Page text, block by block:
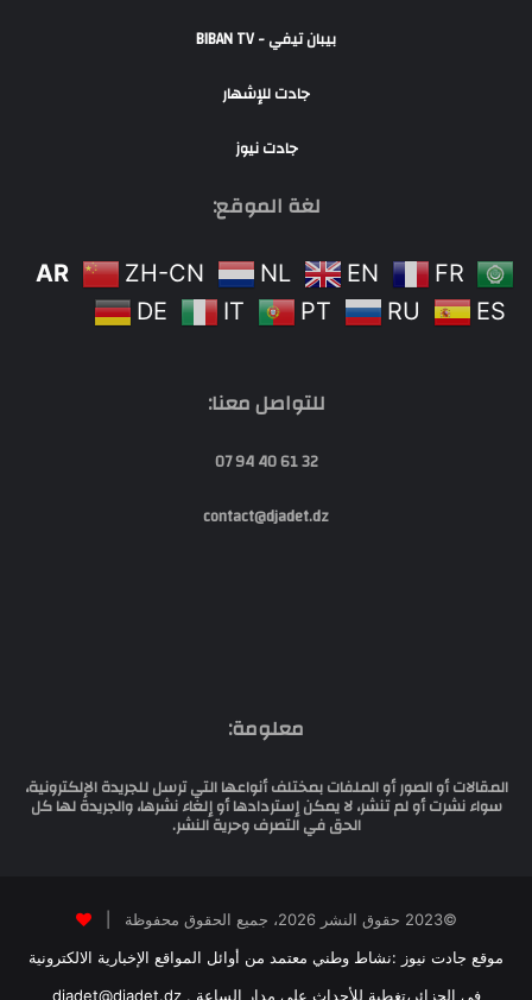
بيبان تيفي - BIBAN TV
جادت للإشهار
جادت نيوز
لغة الموقع:
AR ZH-CN NL EN
FR
DE
IT PT RU ES
للتواصل معنا:
32 61 40 94 07
contact@djadet.dz
معلومة:
المقالات أو الصور أو الملفات بمختلف أنواعها التي ترسل للجريدة الإلكترونية،
سواء نشرت أو لم تنشر، لا يمكن إستردادها أو إلغاء نشرها، والجريدة لها كل
الحق في التصرف وحرية النشر.
©2023 حقوق النشر 2026، جميع الحقوق محفوظة |
موقع جادت نيوز :نشاط وطني معتمد من أوائل المواقع الإخبارية الالكترونية
في الجزائر،تغطية للأحداث على مدار الساعة . djadet@djadet.dz